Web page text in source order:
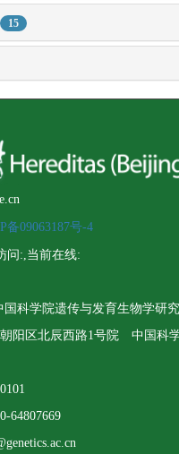
15
备09063187号-4
问:,当前在线:
科学院遗传与发育生物学研
阳区北辰西路1号院 中国科
64807669